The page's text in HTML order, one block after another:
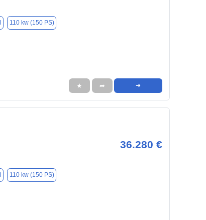
110 kw (150 PS)
★ ➦ ➜
36.280 €
110 kw (150 PS)